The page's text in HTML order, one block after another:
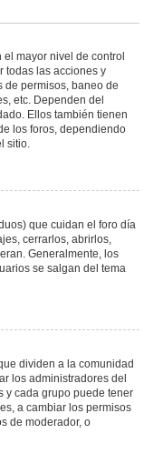
mayor nivel de control
todas las acciones y
de permisos, baneo de
etc. Dependen del
Ellos también tienen
los foros, dependiendo
sitio.
que cuidan el foro día
cerrarlos, abrirlos,
Generalmente, los
se salgan del tema
dividen a la comunidad
los administradores del
y cada grupo puede tener
a cambiar los permisos
de moderador, o